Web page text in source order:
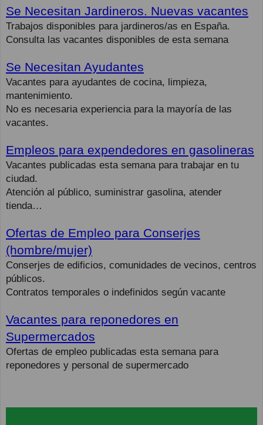
Se Necesitan Jardineros. Nuevas vacantes
Trabajos disponibles para jardineros/as en España.
Consulta las vacantes disponibles de esta semana
Se Necesitan Ayudantes
Vacantes para ayudantes de cocina, limpieza,
mantenimiento.
No es necesaria experiencia para la mayoría de las
vacantes.
Empleos para expendedores en gasolineras
Vacantes publicadas esta semana para trabajar en tu
ciudad.
Atención al público, suministrar gasolina, atender
tienda…
Ofertas de Empleo para Conserjes
(hombre/mujer)
Conserjes de edificios, comunidades de vecinos, centros
públicos.
Contratos temporales o indefinidos según vacante
Vacantes para reponedores en
Supermercados
Ofertas de empleo publicadas esta semana para
reponedores y personal de supermercado